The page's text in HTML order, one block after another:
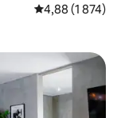
4,88 av 5 i
4,88 (1 874)